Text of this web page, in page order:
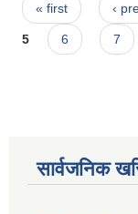
Pages
« first ‹
5 6 7
सार्वजनिक